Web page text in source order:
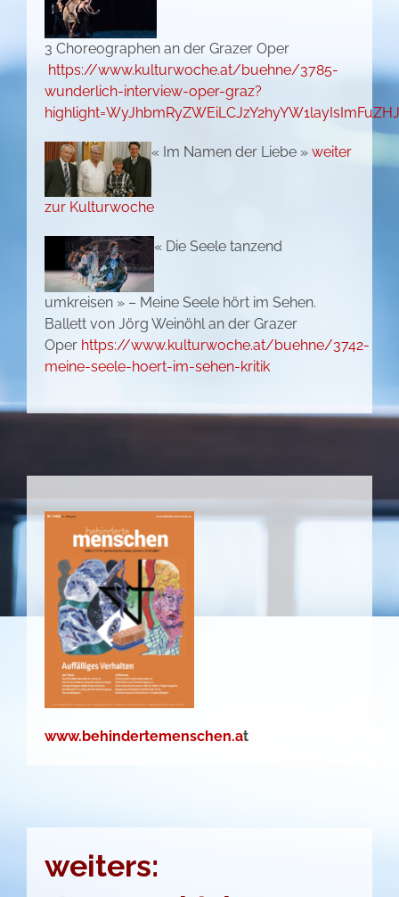
3 Choreographen an der Grazer Oper
https://www.kulturwoche.at/buehne/3785-
wunderlich-interview-oper-graz?
« Im Namen der Liebe » weiter
zur Kulturwoche
« Die Seele tanzend
umkreisen » – Meine Seele hört im Sehen.
Ballett von Jörg Weinöhl an der Grazer
Oper https://www.kulturwoche.at/buehne/3742-
meine-seele-hoert-im-sehen-kritik
www.behindertemenschen.at
weiters: